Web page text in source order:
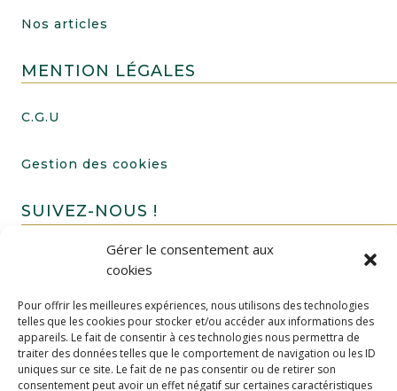
Gérer le consentement aux
cookies
Pour offrir les meilleures expériences, nous utilisons des technologies
telles que les cookies pour stocker et/ou accéder aux informations des
appareils. Le fait de consentir à ces technologies nous permettra de
traiter des données telles que le comportement de navigation ou les ID
uniques sur ce site. Le fait de ne pas consentir ou de retirer son
consentement peut avoir un effet négatif sur certaines caractéristiques
Nos articles
MENTION LÉGALES
C.G.U
Gestion des cookies
SUIVEZ-NOUS !
FAIRE UN DON